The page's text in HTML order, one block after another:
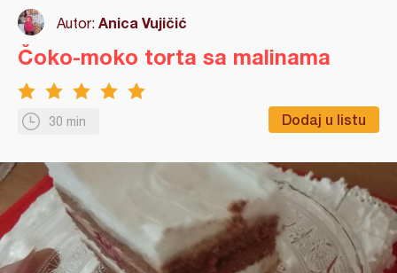
Autor: Anica Vujičić
30 min Dodaj u listu
Čoko-moko torta sa malinama